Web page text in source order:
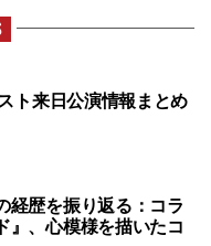
ト来日公演情報まとめ
経歴を振り返る：コラ
』、心模様を描いたコ